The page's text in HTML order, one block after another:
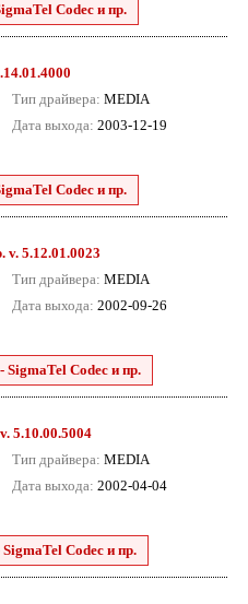
Codec и пр.
Тип драйвера: MEDIA
Дата выхода: 2003-12-19
Codec и пр.
5.12.01.0023
Тип драйвера: MEDIA
Дата выхода: 2002-09-26
Codec и пр.
5.10.00.5004
Тип драйвера: MEDIA
Дата выхода: 2002-04-04
Codec и пр.